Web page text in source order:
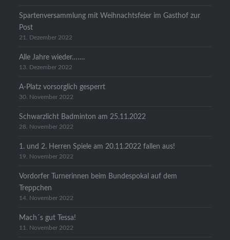
Spartenversammlung mit Weihnachtsfeier im Gasthof zur
Post
21. Dezember 2022
Alle Jahre wieder…….
13. Dezember 2022
A-Platz vorsorglich gesperrt
30. November 2022
Schwarzlicht Badminton am 25.11.2022
28. November 2022
1. und 2. Herren Spiele am 20.11.2022 fallen aus!
19. November 2022
Vordorfer Turnerinnen beim Bundespokal auf dem
Treppchen
14. November 2022
Mach´s gut Tessa!
11. November 2022